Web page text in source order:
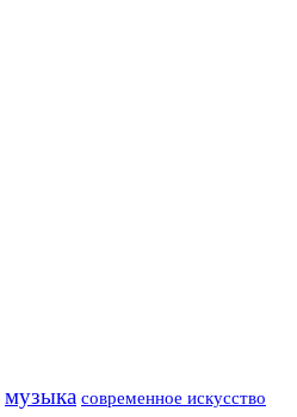
музыка современное искусство